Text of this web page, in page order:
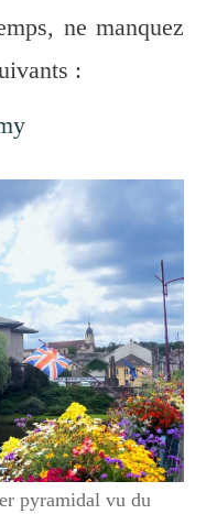
ne manquez
:
pyramidal vu du